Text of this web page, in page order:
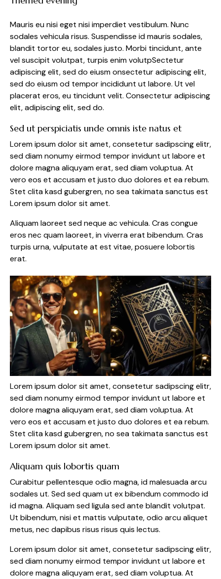
Mauris eu nisi eget nisi imperdiet vestibulum. Nunc
sodales vehicula risus. Suspendisse id mauris sodales,
blandit tortor eu, sodales justo. Morbi tincidunt, ante
vel suscipit volutpat, turpis enim volutpSectetur
adipiscing elit, sed do eiusm onsectetur adipiscing elit,
sed do eiusm od tempor incididunt ut labore. Ut vel
placerat eros, eu tincidunt velit. Consectetur adipiscing
elit, adipiscing elit, sed do.
Sed ut perspiciatis unde omnis iste natus et
Lorem ipsum dolor sit amet, consetetur sadipscing elitr,
sed diam nonumy eirmod tempor invidunt ut labore et
dolore magna aliquyam erat, sed diam voluptua. At
vero eos et accusam et justo duo dolores et ea rebum.
Stet clita kasd gubergren, no sea takimata sanctus est
Lorem ipsum dolor sit amet.
Aliquam laoreet sed neque ac vehicula. Cras congue
eros nec quam laoreet, in viverra erat bibendum. Cras
turpis urna, vulputate at est vitae, posuere lobortis
erat.
Lorem ipsum dolor sit amet, consetetur sadipscing elitr,
sed diam nonumy eirmod tempor invidunt ut labore et
dolore magna aliquyam erat, sed diam voluptua. At
vero eos et accusam et justo duo dolores et ea rebum.
Stet clita kasd gubergren, no sea takimata sanctus est
Lorem ipsum dolor sit amet.
Aliquam quis lobortis quam
Curabitur pellentesque odio magna, id malesuada arcu
sodales ut. Sed sed quam ut ex bibendum commodo id
id magna. Aliquam sed ligula sed ante blandit volutpat.
Ut bibendum, nisi et mattis vulputate, odio arcu aliquet
metus, nec dapibus risus risus quis lectus.
Lorem ipsum dolor sit amet, consetetur sadipscing elitr,
sed diam nonumy eirmod tempor invidunt ut labore et
dolore magna aliquyam erat, sed diam voluptua. At